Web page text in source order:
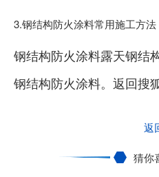
3.钢结构防火涂料常用施工方法
钢结构防火涂料露天钢结
钢结构防火涂料。返回搜
返
猜你